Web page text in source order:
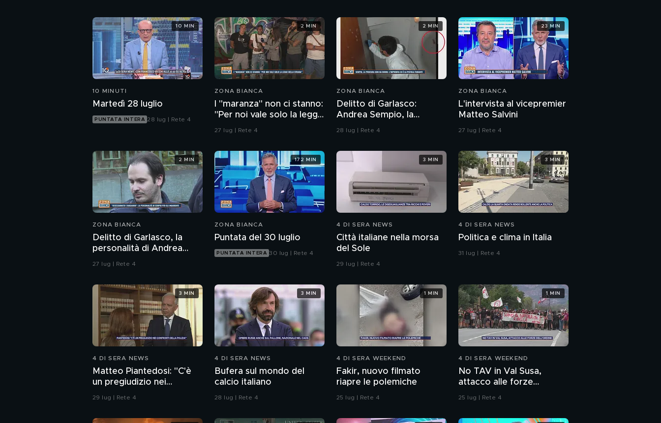
PROSSIMO VIDEO
Simone Venturini
diventa sindaco di
Venezia
10 MINUTI
Martedì 28 luglio
PUNTATA INTERA 28 lug | Rete 4
10 MIN
ZONA BIANCA
I "maranza" non ci stanno:
"Per noi vale solo la legge
della strada"
27 lug | Rete 4
2 MIN
ZONA BIANCA
Delitto di Garlasco:
Andrea Sempio, la
Procura di Pavia non ha
28 lug | Rete 4
2 MIN
ZONA BIANCA
L'intervista al vicepremier
Matteo Salvini
27 lug | Rete 4
23 MIN
ZONA BIANCA
Delitto di Garlasco, la
personalità di Andrea
Sempio per gli inquirenti:
27 lug | Rete 4
2 MIN
ZONA BIANCA
Puntata del 30 luglio
PUNTATA INTERA 30 lug | Rete 4
172 MIN
4 DI SERA NEWS
Città italiane nella morsa
del Sole
29 lug | Rete 4
3 MIN
4 DI SERA NEWS
Politica e clima in Italia
31 lug | Rete 4
3 MIN
4 DI SERA NEWS
Matteo Piantedosi: "C'è
un pregiudizio nei
confronti della polizia"
29 lug | Rete 4
3 MIN
4 DI SERA NEWS
Bufera sul mondo del
calcio italiano
28 lug | Rete 4
3 MIN
4 DI SERA WEEKEND
Fakir, nuovo filmato
riapre le polemiche
25 lug | Rete 4
1 MIN
4 DI SERA WEEKEND
No TAV in Val Susa,
attacco alle forze
dell'ordine
25 lug | Rete 4
1 MIN